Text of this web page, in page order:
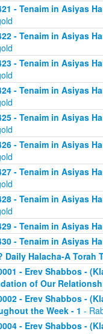
- Tenaim in Asiyas
- Tenaim in Asiyas
- Tenaim in Asiyas
- Tenaim in Asiyas
- Tenaim in Asiyas
- Tenaim in Asiyas
- Tenaim in Asiyas
- Tenaim in Asiyas
- Tenaim in Asiyas
- Tenaim in Asiyas
Daily Halacha-A Torah
- Erev Shabbos -
of Our
- Erev Shabbos -
the Week - 1 -
- Erev Shabbos -